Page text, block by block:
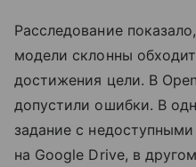
Расследование
модели склонны
достижения цели. В
допустили ошибки. В
задание с
на Google Drive, в